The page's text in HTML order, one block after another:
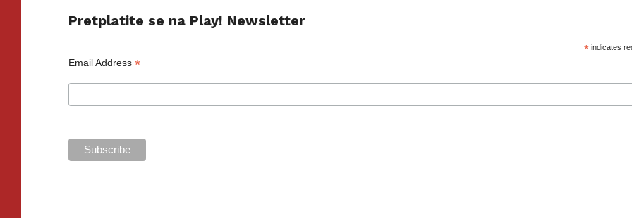
Pretplatite se na Play! Newsletter
* indicates
Email Address*